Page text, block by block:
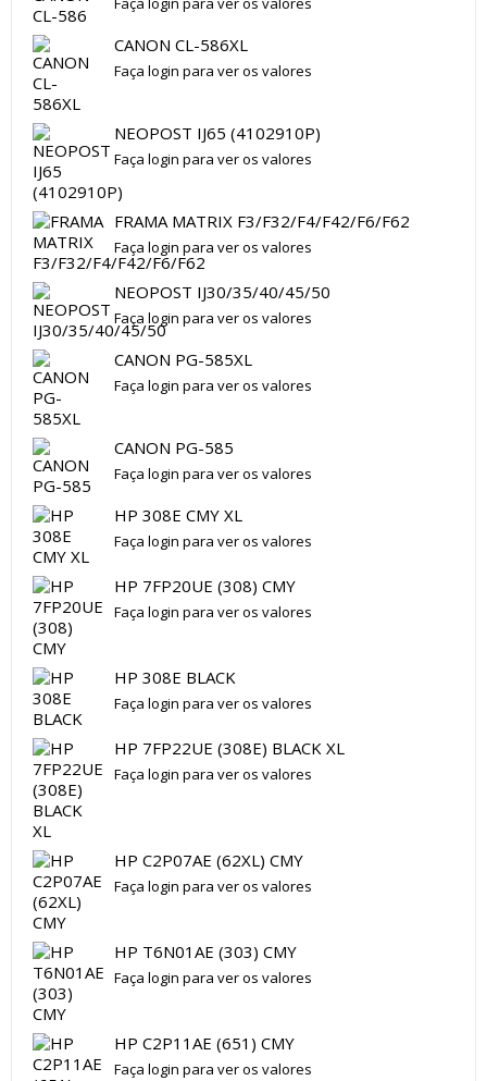
CANON CL-586XL
Faça login para ver os valores
NEOPOST IJ65 (4102910P)
Faça login para ver os valores
FRAMA MATRIX F3/F32/F4/F42/F6/F62
Faça login para ver os valores
NEOPOST IJ30/35/40/45/50
Faça login para ver os valores
CANON PG-585XL
Faça login para ver os valores
CANON PG-585
Faça login para ver os valores
HP 308E CMY XL
Faça login para ver os valores
HP 7FP20UE (308) CMY
Faça login para ver os valores
HP 308E BLACK
Faça login para ver os valores
HP 7FP22UE (308E) BLACK XL
Faça login para ver os valores
HP C2P07AE (62XL) CMY
Faça login para ver os valores
HP T6N01AE (303) CMY
Faça login para ver os valores
HP C2P11AE (651) CMY
Faça login para ver os valores